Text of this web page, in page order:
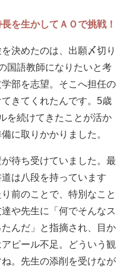
を生かしてＡＯで挑戦！
決めたのは、出願〆切り
国語教師になりたいと考
部を志望。そこへ担任の
きてくれたんです。5歳
を続けてきたことが活か
に取りかかりました。
待ち受けていました。最
は八段を持っています
前のことで、特別なこと
や先生に「何でそんなス
んだ」と指摘され、目か
ピール不足。どういう観
。先生の添削を受けなが